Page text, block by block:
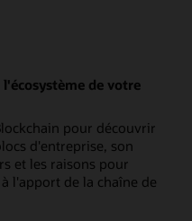
de votre
pour découvrir
d'entreprise, son
et les raisons pour
l'apport de la chaîne de